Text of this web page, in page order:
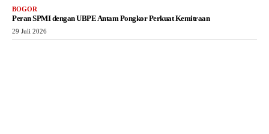
BOGOR
Peran SPMI dengan UBPE Antam Pongkor Perkuat Kemitraan
29 Juli 2026